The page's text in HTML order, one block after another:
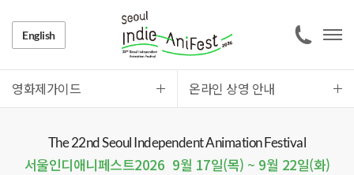
English
영화제가이드 온라인 상영 안내
The 22nd Seoul Independent Animation Festival
서울인디애니페스트2026 9월 17일(목) ~ 9월 22일(화)